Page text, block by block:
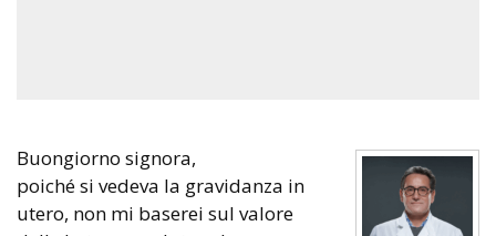
Buongiorno signora,
poiché si vedeva la gravidanza in
utero, non mi baserei sul valore